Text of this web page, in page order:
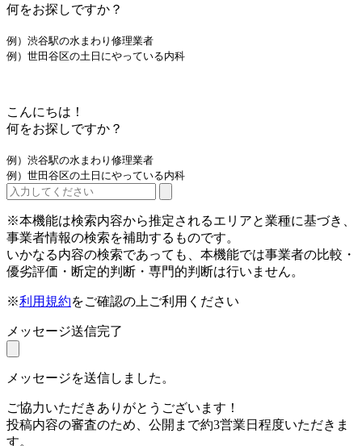
何をお探しですか？
例）渋谷駅の水まわり修理業者
例）世田谷区の土日にやっている内科
こんにちは！
何をお探しですか？
例）渋谷駅の水まわり修理業者
例）世田谷区の土日にやっている内科
※本機能は検索内容から推定されるエリアと業種に基づき、
事業者情報の検索を補助するものです。
いかなる内容の検索であっても、本機能では事業者の比較・
優劣評価・断定的判断・専門的判断は行いません。
※利用規約をご確認の上ご利用ください
メッセージ送信完了
メッセージを送信しました。
ご協力いただきありがとうございます！
投稿内容の審査のため、公開まで約3営業日程度いただきま
す。